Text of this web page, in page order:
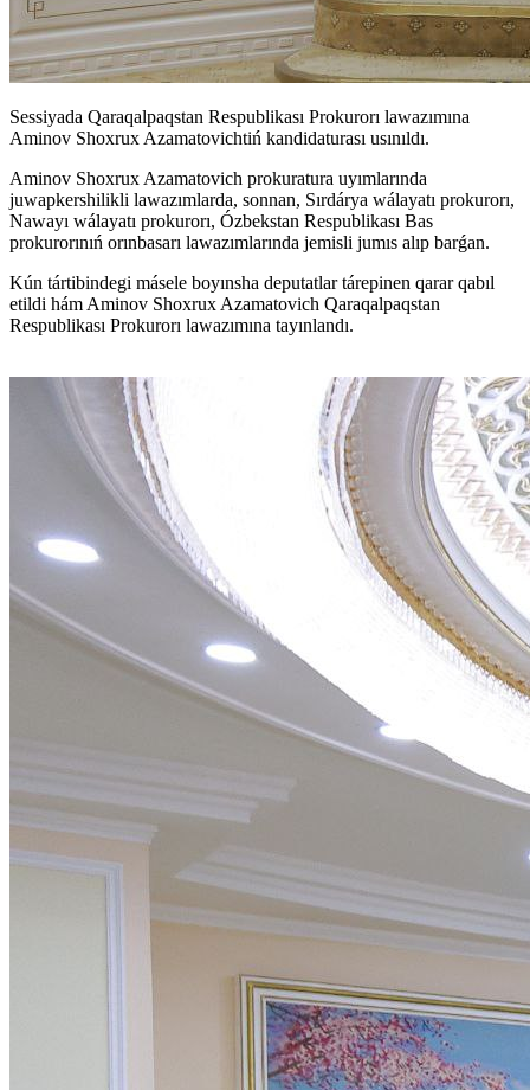
Sessiyada Qaraqalpaqstan Respublikası Prokurorı lawazımına
Aminov Shoxrux Azamatovichtiń kandidaturası usınıldı.
Aminov Shoxrux Azamatovich prokuratura uyımlarında
juwapkershilikli lawazımlarda, sonnan, Sırdárya wálayatı prokurorı,
Nawayı wálayatı prokurorı, Ózbekstan Respublikası Bas
prokurorınıń orınbasarı lawazımlarında jemisli jumıs alıp barǵan.
Kún tártibindegi másele boyınsha deputatlar tárepinen qarar qabıl
etildi hám Aminov Shoxrux Azamatovich Qaraqalpaqstan
Respublikası Prokurorı lawazımına tayınlandı.